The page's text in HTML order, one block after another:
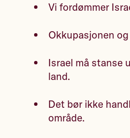
Vi fordømmer
Okkupasjonen
Israel må stanse
land.
Det bør ikke
område.